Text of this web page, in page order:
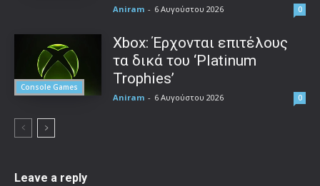
Aniram - 6 Αυγούστου 2026 0
Console Games
Xbox: Έρχονται επιτέλους
τα δικά του ‘Platinum
Trophies’
Aniram - 6 Αυγούστου 2026 0
Leave a reply